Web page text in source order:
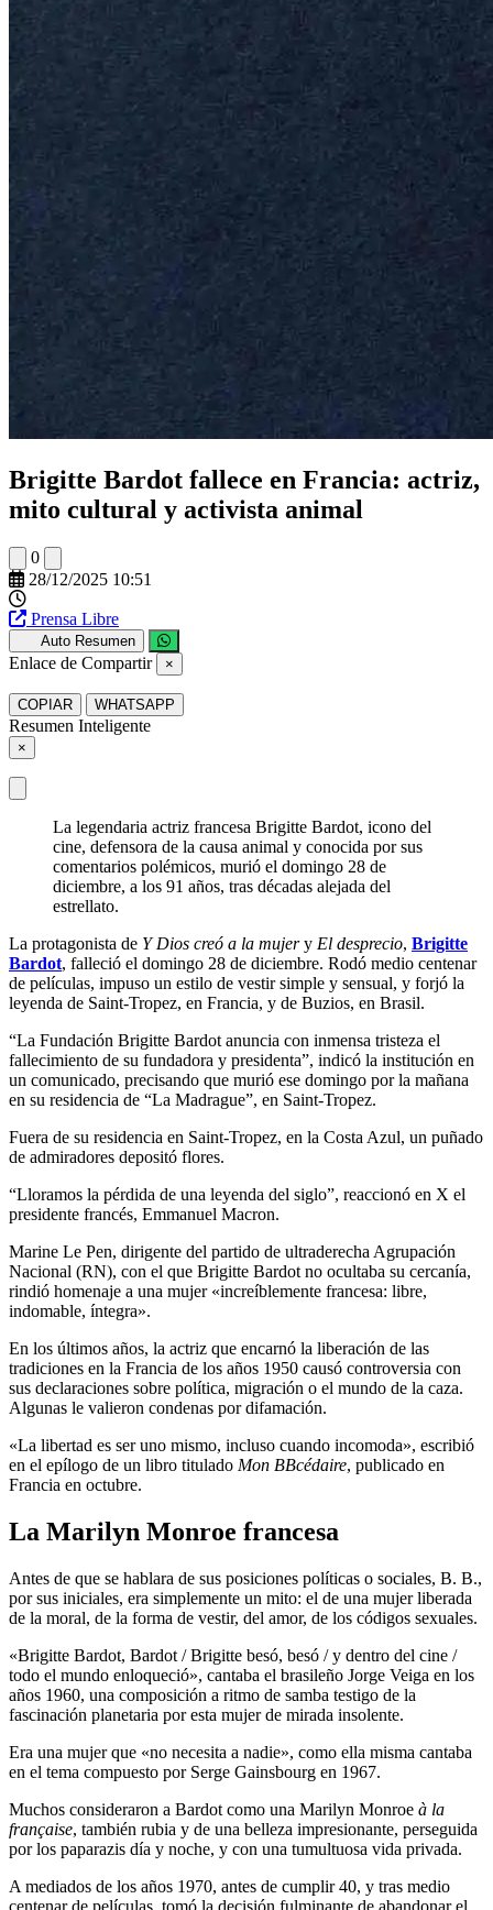
Brigitte Bardot fallece en Francia: actriz,
mito cultural y activista animal
0
28/12/2025 10:51
Prensa Libre
Auto Resumen
Enlace de Compartir ×
COPIAR WHATSAPP
Resumen Inteligente
×
La legendaria actriz francesa Brigitte Bardot, icono del
cine, defensora de la causa animal y conocida por sus
comentarios polémicos, murió el domingo 28 de
diciembre, a los 91 años, tras décadas alejada del
estrellato.
La protagonista de Y Dios creó a la mujery El desprecio, Brigitte
Bardot, falleció el domingo 28 de diciembre. Rodó medio centenar
de películas, impuso un estilo de vestir simple y sensual, y forjó la
leyenda de Saint-Tropez, en Francia, y de Buzios, en Brasil.
“La Fundación Brigitte Bardot anuncia con inmensa tristeza el
fallecimiento de su fundadora y presidenta”, indicó la institución en
un comunicado, precisando que murió ese domingo por la mañana
en su residencia de “La Madrague”, en Saint-Tropez.
Fuera de su residencia en Saint-Tropez, en la Costa Azul, un puñado
de admiradores depositó flores.
“Lloramos la pérdida de una leyenda del siglo”, reaccionó en X el
presidente francés, Emmanuel Macron.
Marine Le Pen, dirigente del partido de ultraderecha Agrupación
Nacional (RN), con el que Brigitte Bardot no ocultaba su cercanía,
rindió homenaje a una mujer «increíblemente francesa: libre,
indomable, íntegra».
En los últimos años, la actriz que encarnó la liberación de las
tradiciones en la Francia de los años 1950 causó controversia con
sus declaraciones sobre política, migración o el mundo de la caza.
Algunas le valieron condenas por difamación.
«La libertad es ser uno mismo, incluso cuando incomoda», escribió
en el epílogo de un libro titulado Mon BBcédaire, publicado en
Francia en octubre.
La Marilyn Monroe francesa
Antes de que se hablara de sus posiciones políticas o sociales, B. B.,
por sus iniciales, era simplemente un mito: el de una mujer liberada
de la moral, de la forma de vestir, del amor, de los códigos sexuales.
«Brigitte Bardot, Bardot / Brigitte besó, besó / y dentro del cine /
todo el mundo enloqueció», cantaba el brasileño Jorge Veiga en los
años 1960, una composición a ritmo de samba testigo de la
fascinación planetaria por esta mujer de mirada insolente.
Era una mujer que «no necesita a nadie», como ella misma cantaba
en el tema compuesto por Serge Gainsbourg en 1967.
Muchos consideraron a Bardot como una Marilyn Monroe à la
française, también rubia y de una belleza impresionante, perseguida
por los paparazis día y noche, y con una tumultuosa vida privada.
A mediados de los años 1970, antes de cumplir 40, y tras medio
centenar de películas, tomó la decisión fulminante de abandonar el